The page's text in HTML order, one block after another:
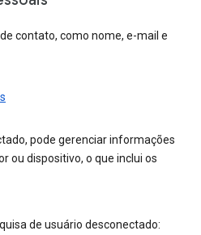
contato, como nome, e-mail e
pode gerenciar informações
ou dispositivo, o que inclui os
de usuário desconectado: